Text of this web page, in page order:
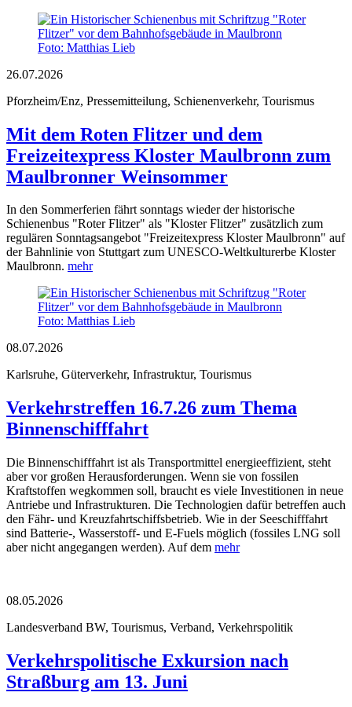
Foto: Matthias Lieb
26.07.2026
Pforzheim/Enz, Pressemitteilung, Schienenverkehr, Tourismus
Mit dem Roten Flitzer und dem
Freizeitexpress Kloster Maulbronn zum
Maulbronner Weinsommer
In den Sommerferien fährt sonntags wieder der historische
Schienenbus "Roter Flitzer" als "Kloster Flitzer" zusätzlich zum
regulären Sonntagsangebot "Freizeitexpress Kloster Maulbronn" auf
der Bahnlinie von Stuttgart zum UNESCO-Weltkulturerbe Kloster
Maulbronn. mehr
Foto: Matthias Lieb
08.07.2026
Karlsruhe, Güterverkehr, Infrastruktur, Tourismus
Verkehrstreffen 16.7.26 zum Thema
Binnenschifffahrt
Die Binnenschifffahrt ist als Transportmittel energieeffizient, steht
aber vor großen Herausforderungen. Wenn sie von fossilen
Kraftstoffen wegkommen soll, braucht es viele Investitionen in neue
Antriebe und Infrastrukturen. Die Technologien dafür betreffen auch
den Fähr- und Kreuzfahrtschiffsbetrieb. Wie in der Seeschifffahrt
sind Batterie-, Wasserstoff- und E-Fuels möglich (fossiles LNG soll
aber nicht angegangen werden). Auf dem mehr
08.05.2026
Landesverband BW, Tourismus, Verband, Verkehrspolitik
Verkehrspolitische Exkursion nach
Straßburg am 13. Juni